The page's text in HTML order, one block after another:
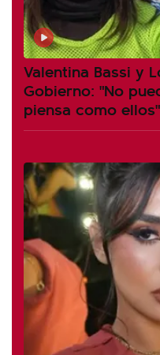
Valentina Bassi y
Gobierno: "No
piensa como ellos"